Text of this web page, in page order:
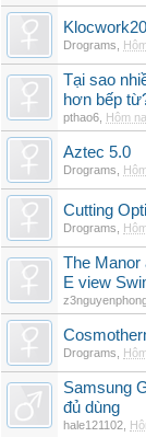
Drograms
Tại sao
hơn bếp
pthao6 Hôm
Aztec 5.0
Drograms
Cutting
Drograms
The Manor
E view
Drograms
Samsung
đủ dùng
hale121102